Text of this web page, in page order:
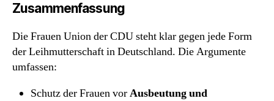
Zusammenfassung
Die Frauen Union der CDU steht klar gegen jede Form
der Leihmutterschaft in Deutschland. Die Argumente
umfassen:
Schutz der Frauen vorAusbeutung und